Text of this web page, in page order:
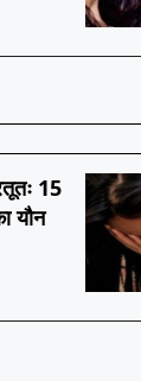
15
यौन